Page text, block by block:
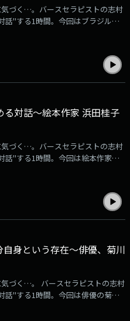
づく…。バースセラピストの志村
話"する1時間。今回はブラジルで
対話～絵本作家 浜田桂子
づく…。バースセラピストの志村
話"する1時間。今回は絵本作家、
身という存在～俳優、菊川
づく…。 バースセラピストの志村
話"する1時間。今回は俳優の菊川